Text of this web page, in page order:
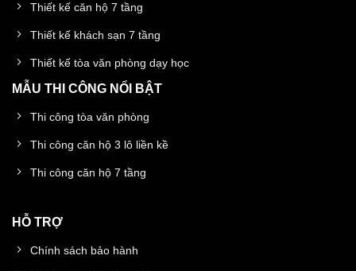
Thiết kế căn hộ 7 tầng
Thiết kế khách sạn 7 tầng
Thiết kế tòa văn phòng dạy học
MẪU THI CÔNG NỔI BẬT
Thi công tòa văn phòng
Thi công căn hộ 3 lô liền kề
Thi công căn hộ 7 tầng
HỖ TRỢ
Chính sách bảo hành